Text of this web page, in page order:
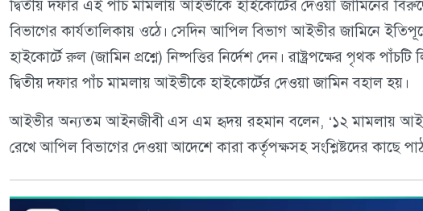
দ্বিতীয় দফার এই পাঁচ মামলায় আইভীকে হাইকোর্টের দেওয়া জামিনের
বিভাগের কার্যতালিকায় ওঠে। সেদিন আপিল বিভাগ আইভীর জামিনে
হাইকোর্টে রুল (জামিন প্রশ্নে) নিষ্পত্তির নির্দেশ দেন। রাষ্ট্রপক্ষের পৃথক
দ্বিতীয় দফার পাঁচ মামলায় আইভীকে হাইকোর্টের দেওয়া জামিন বহাল হয়।
আইভীর অন্যতম আইনজীবী এস এম হৃদয় রহমান বলেন, ‘১২ মামলায়
রেখে আপিল বিভাগের দেওয়া আদেশে কারা কর্তৃপক্ষসহ সংশ্লিষ্টদের কাছে